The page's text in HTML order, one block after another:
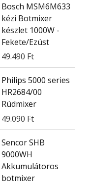
Bosch MSM6M633
kézi Botmixer
készlet 1000W -
Fekete/Ezüst
49.490 Ft
Philips 5000 series
HR2684/00
Rúdmixer
49.090 Ft
Sencor SHB
9000WH
Akkumulátoros
botmixer